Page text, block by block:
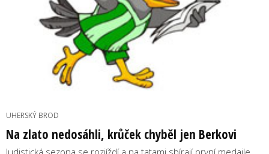
UHERSKÝ BROD
Na zlato nedosáhli, krůček chyběl jen Berkovi